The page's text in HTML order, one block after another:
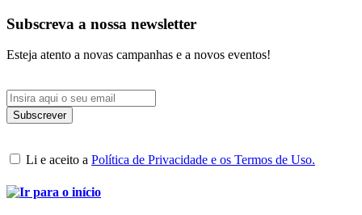
Subscreva a nossa newsletter
Esteja atento a novas campanhas e a novos eventos!
Li e aceito a Política de Privacidade e os Termos de Uso.